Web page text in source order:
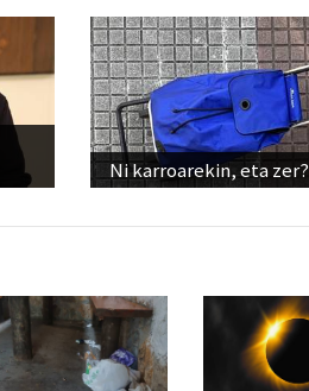
Ni karroarekin, eta zer?